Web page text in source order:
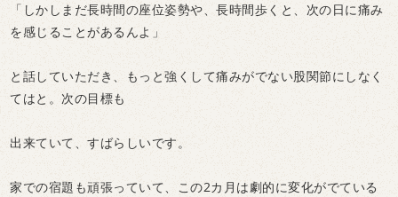
「しかしまだ長時間の座位姿勢や、長時間歩くと、次の日に痛み
を感じることがあるんよ」
と話していただき、もっと強くして痛みがでない股関節にしなく
てはと。次の目標も
出来ていて、すばらしいです。
家での宿題も頑張っていて、この2カ月は劇的に変化がでている